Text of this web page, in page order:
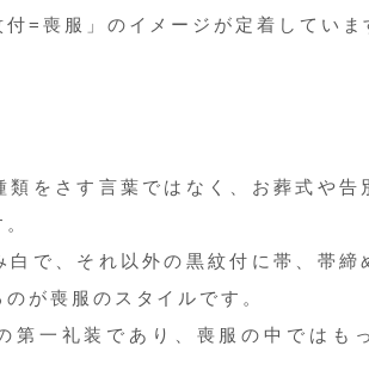
付=喪服」のイメージが定着していま
類をさす言葉ではなく、お葬式や
白で、それ以外の黒紋付に帯、帯
が喪服のスタイルです。
第一礼装であり、喪服の中ではも